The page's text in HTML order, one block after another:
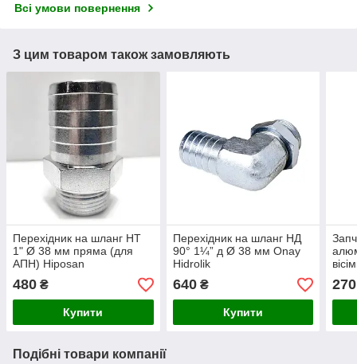
Всі умови повернення
З цим товаром також замовляють
Перехідник на шланг НТ
1" Ø 38 мм пряма (для
АПН) Hiposan
480 ₴
Купити
Перехідник на шланг НД
90° 1¼” д Ø 38 мм Onay
Hidrolik
640₴
Купити
270
Подібні товари компанії